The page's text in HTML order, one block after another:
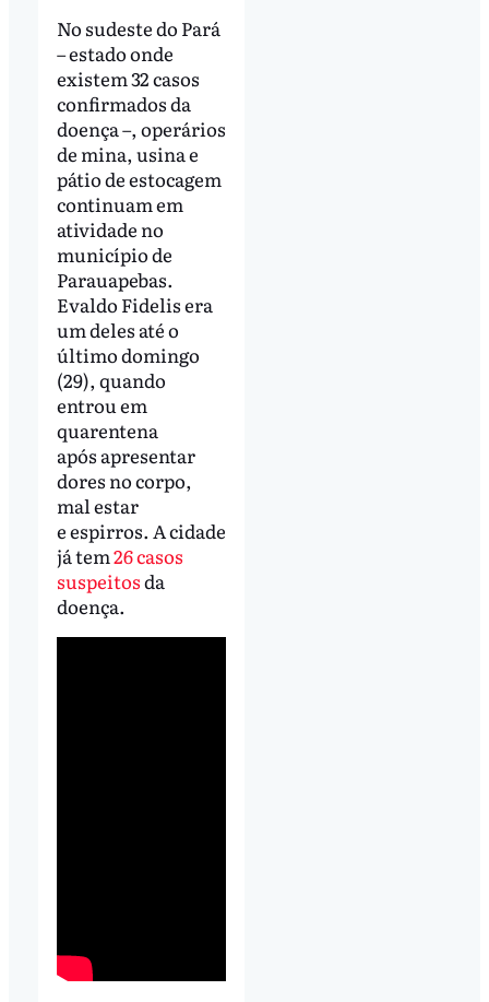
No sudeste do Pará
– estado onde
existem 32 casos
confirmados da
doença –, operários
de mina, usina e
pátio de estocagem
continuam em
atividade no
município de
Parauapebas.
Evaldo Fidelis era
um deles até o
último domingo
(29), quando
entrou em
quarentena
após apresentar
dores no corpo,
mal estar
e espirros. A cidade
já tem26 casos
suspeitosda
doença.